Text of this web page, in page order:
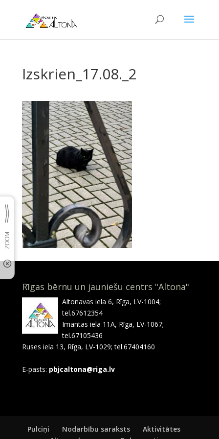
Izskrien_17.08._2
Rīgas bērnu un jauniešu centrs "Altona"
Altonavas iela 6, Rīga, LV-1004;
tel.67612354
Imantas iela 11A, Rīga, LV-1067;
tel.67105436
Ruses iela 13, Rīga, LV-1029; tel.67404160
E-pasts: pbjcaltona@riga.lv
Pulciņi Nodarbību saraksts
Aktivitātes